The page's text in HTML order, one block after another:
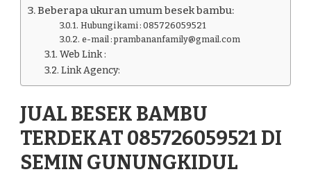
Beberapa ukuran umum besek bambu:
Hubungi kami : 085726059521
e-mail : prambananfamily@gmail.com
Web Link :
Link Agency:
JUAL BESEK BAMBU
TERDEKAT 085726059521 DI
SEMIN GUNUNGKIDUL